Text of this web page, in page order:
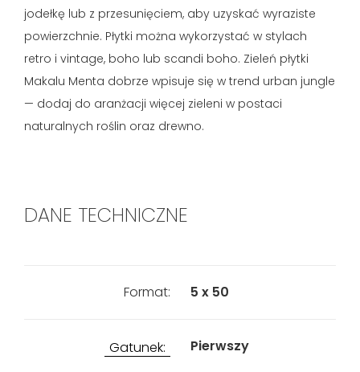
jodełkę lub z przesunięciem, aby uzyskać wyraziste
powierzchnie. Płytki można wykorzystać w stylach
retro i vintage, boho lub scandi boho. Zieleń płytki
Makalu Menta dobrze wpisuje się w trend urban jungle
— dodaj do aranżacji więcej zieleni w postaci
naturalnych roślin oraz drewno.
DANE TECHNICZNE
Format: 5 x 50
Gatunek: Pierwszy